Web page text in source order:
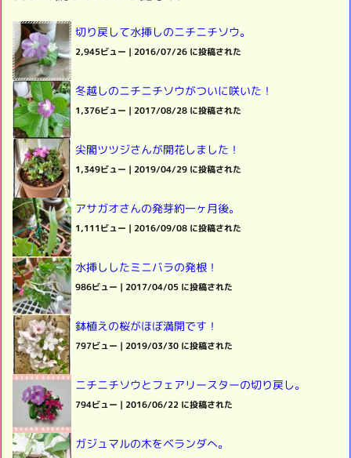
切り戻して水挿しのニチニチソウ。
2,945ビュー | 2016/07/26 に投稿された
冬越しのニチニチソウがついに咲いた！
1,376ビュー | 2017/08/28 に投稿された
尖閣ツツジさんが開花しました！
1,349ビュー | 2019/04/29 に投稿された
アサガオさんの発芽約一ヶ月後。
1,111ビュー | 2016/09/08 に投稿された
水挿ししたミニバラの発根！
986ビュー | 2017/04/05 に投稿された
鉢植えの桜がほぼ満開です！
797ビュー | 2019/03/30 に投稿された
ニチニチソウとフェアリースターの切り戻し。
794ビュー | 2016/06/22 に投稿された
ガジュマルの木をベランダへ。